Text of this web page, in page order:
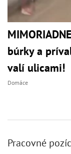
búrky a
valí ulicami!
Domáce
Pracovné